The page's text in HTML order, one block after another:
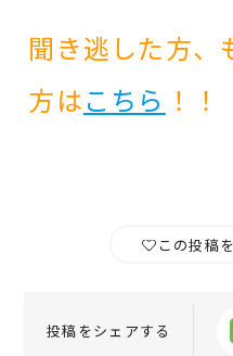
聞き逃した方、
方はこちら ！！
この投稿
投稿をシェアする